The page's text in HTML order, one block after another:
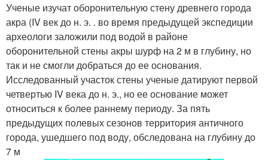
Ученые изучат оборонительную стену древнего города
акра (IV век до н. э. . во время предыдущей экспедиции
археологи заложили под водой в районе
оборонительной стены акры шурф на 2 м в глубину, но
так и не смогли добраться до ее основания.
Исследованный участок стены ученые датируют первой
четвертью IV века до н. э., но ее основание может
относиться к более раннему периоду. За пять
предыдущих полевых сезонов территория античного
города, ушедшего под воду, обследована на глубину до
7 м